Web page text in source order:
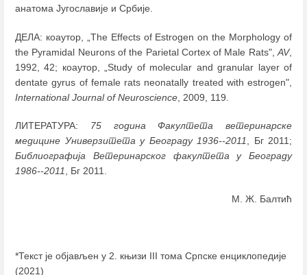
анатома Југославије и Србије.
ДЕЛА: коаутор, „The Effects of Estrogen on the Morphology of
the Pyramidal Neurons of the Parietal Cortex of Male Rats", AV,
1992, 42; коаутор, „Study of molecular and granular layer of
dentate gyrus of female rats neonatally treated with estrogen",
International Journal of Neuroscience , 2009, 119.
ЛИТЕРАТУРА: 75 година Факултета ветеринарске
медицине Универзитета у Београду 1936--2011
, Бг 2011;
Библиографија Ветеринарског факултета у Београду
1986--2011
, Бг 2011.
М. Ж. Балтић
*Текст је објављен у 2. књизи III тома Српске енциклопедије
(2021)